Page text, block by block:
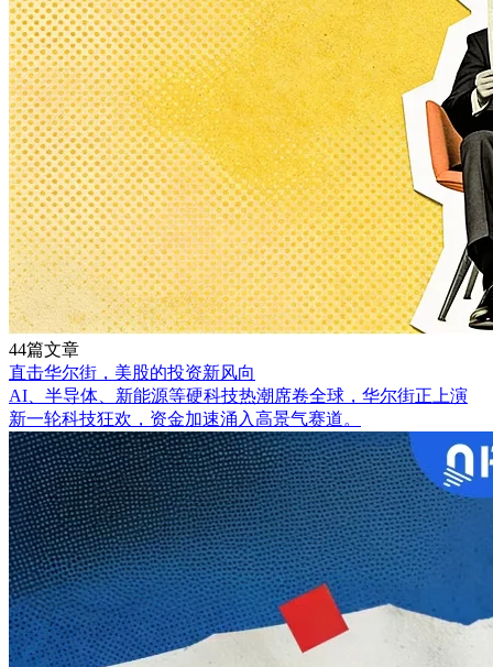
44篇文章
直击华尔街，美股的投资新风向
AI、半导体、新能源等硬科技热潮席卷全球，华尔街正上演
新一轮科技狂欢，资金加速涌入高景气赛道。